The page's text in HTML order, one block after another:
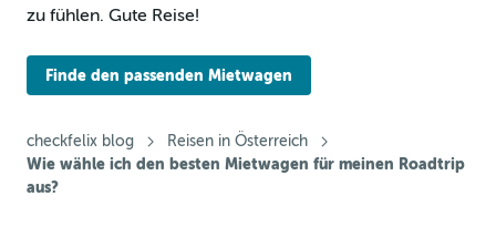
zu fühlen. Gute Reise!
Finde den passenden Mietwagen
checkfelix blog Reisen in Österreich
Wie wähle ich den besten Mietwagen für meinen Roadtrip
aus?